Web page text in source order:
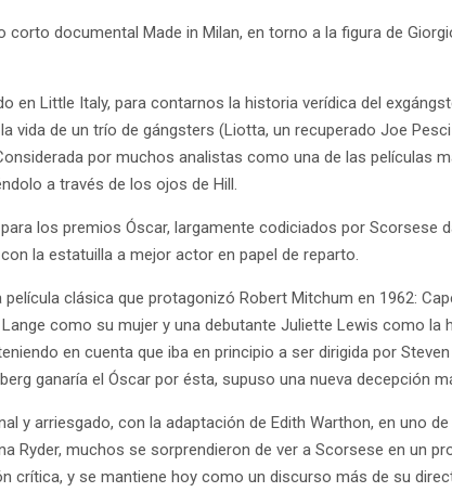
documental Made in Milan, en torno a la figura de
en Little Italy, para contarnos la historia verídica del
vida de un trío de gángsters (Liotta, un recuperado Joe
por muchos analistas como una de las películas
a través de los ojos de Hill.
los premios Óscar, largamente codiciados por Scorsese
la estatuilla a mejor actor en papel de reparto.
clásica que protagonizó Robert Mitchum en 1962:
como su mujer y una debutante Juliette Lewis como
en cuenta que iba en principio a ser dirigida por
ganaría el Óscar por ésta, supuso una nueva decepción
y arriesgado, con la adaptación de Edith Warthon, en uno
Ryder, muchos se sorprendieron de ver a Scorsese en un
crítica, y se mantiene hoy como un discurso más de su